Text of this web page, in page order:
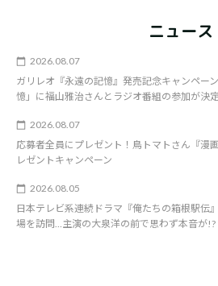
ニュース
2026.08.07
ガリレオ『永遠の記憶』発売記念キャンペー
憶」に福山雅治さんとラジオ番組の参加が決定
2026.08.07
応募者全員にプレゼント！鳥トマトさん『漫
レゼントキャンペーン
2026.08.05
日本テレビ系連続ドラマ『俺たちの箱根駅伝
場を訪問…主演の大泉洋の前で思わず本音が!?